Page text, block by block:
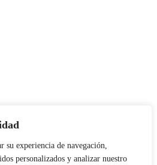
su experiencia de navegación,
personalizados y analizar nuestro